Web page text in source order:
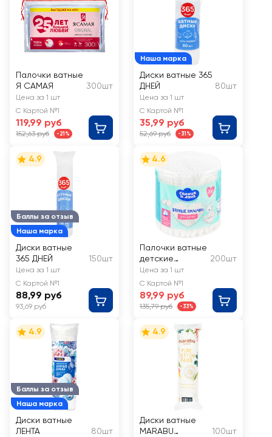
Палочки ватные
Я САМАЯ
300шт
Цена за 1 шт
С Картой №1
119,99 руб
152,63 руб -21%
Наша марка
Диски ватные 365
ДНЕЙ
80шт
Цена за 1 шт
С Картой №1
35,99 руб
52,69 руб -31%
Баллы за отзыв
Наша марка
4.9
Диски ватные
365 ДНЕЙ
150шт
Цена за 1 шт
С Картой №1
88,99 руб
93,69 руб
4.6
Палочки ватные
детские
СОЛНЦЕ И ЛУНА
200шт
Цена за 1 шт
С Картой №1
89,99 руб
135,79 руб -33%
Баллы за отзыв
Наша марка
4.9
Диски ватные
ЛЕНТА
80шт
4.9
Диски ватные
MARABU
100шт